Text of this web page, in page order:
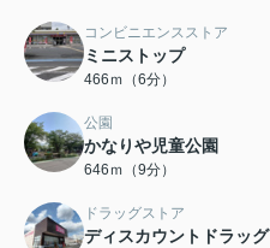
コンビニエンスストア
ミニストップ
466ｍ（6分）
公園
かなりや児童公園
646ｍ（9分）
ドラッグストア
ディスカウントドラッ